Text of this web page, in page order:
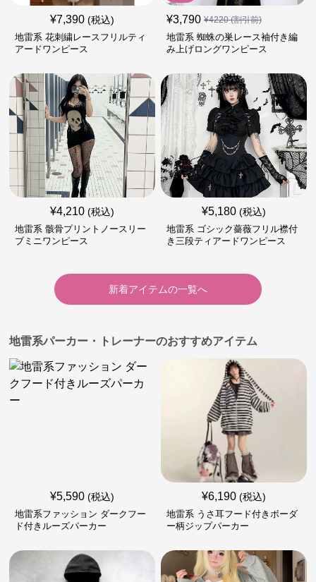
¥7,390 (税込)
地雷系 花刺繍レースフリルティ
アードワンピース
¥3,790 ¥4220(割引前)
地雷系 蜘蛛の巣レース袖付き編
み上げロングワンピース
¥4,210 (税込)
地雷系 骸骨プリントノースリー
ブミニワンピース
¥5,180 (税込)
地雷系 ゴシック薔薇フリル襟付
き三段ティアードワンピース
新着アイテムの一覧へ
地雷系パーカー・トレーナーのおすすめアイテム
¥5,590 (税込)
地雷系ファッション ダークフー
ド付きルーズパーカー
¥6,190 (税込)
地雷系 うさ耳フード付きボーダ
ー柄ジップパーカー